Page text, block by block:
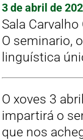
3 de abril de
Sala
O seminario,
linguística
O xoves 3
impartirá o
que nos